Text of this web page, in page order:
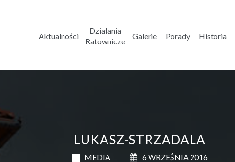
Aktualności
Działania
Ratownicze
Galerie Porady Historia
LUKASZ-STRZADALA
MEDIA 6 WRZEŚNIA 2016